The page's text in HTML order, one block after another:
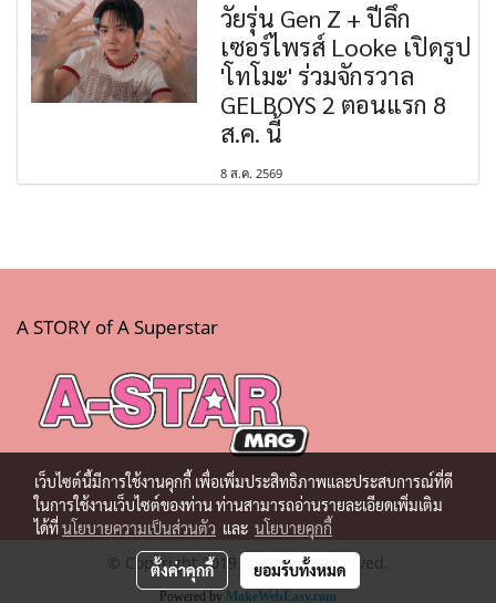
วัยรุ่น Gen Z + ปีลึก
เซอร์ไพรส์ Looke เปิดรูป
'โทโมะ' ร่วมจักรวาล
GELBOYS 2 ตอนแรก 8
ส.ค. นี้
8 ส.ค. 2569
A STORY of A Superstar
© Copyright 2019 All Rights Reserved.
Powered by MakeWebEasy.com
เว็บไซต์นี้มีการใช้งานคุกกี้ เพื่อเพิ่มประสิทธิภาพและประสบการณ์ที่ดี
ในการใช้งานเว็บไซต์ของท่าน ท่านสามารถอ่านรายละเอียดเพิ่มเติม
ได้ที่นโยบายความเป็นส่วนตัว และ นโยบายคุกกี้
ตั้งค่าคุกกี้ ยอมรับทั้งหมด